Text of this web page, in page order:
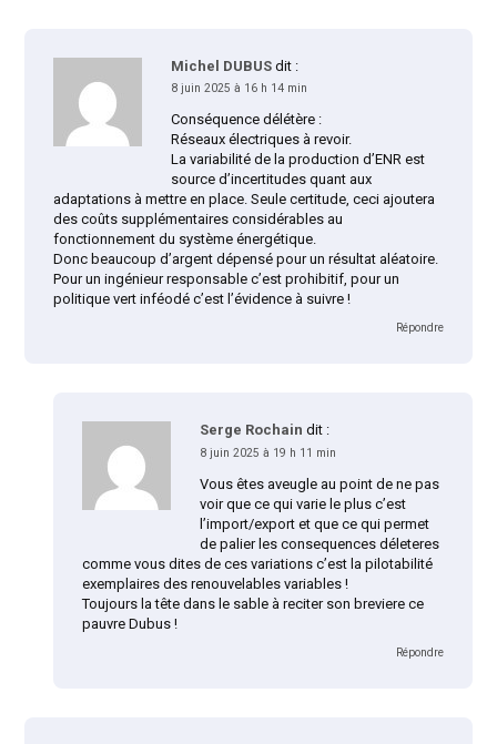
Michel DUBUS dit :
8 juin 2025 à 16 h 14 min
Conséquence délétère :
Réseaux électriques à revoir.
La variabilité de la production d’ENR est
source d’incertitudes quant aux
adaptations à mettre en place. Seule certitude, ceci ajoutera
des coûts supplémentaires considérables au
fonctionnement du système énergétique.
Donc beaucoup d’argent dépensé pour un résultat aléatoire.
Pour un ingénieur responsable c’est prohibitif, pour un
politique vert inféodé c’est l’évidence à suivre !
Répondre
Serge Rochain dit :
8 juin 2025 à 19 h 11 min
Vous êtes aveugle au point de ne pas
voir que ce qui varie le plus c’est
l’import/export et que ce qui permet
de palier les consequences déleteres
comme vous dites de ces variations c’est la pilotabilité
exemplaires des renouvelables variables !
Toujours la tête dans le sable à reciter son breviere ce
pauvre Dubus !
Répondre